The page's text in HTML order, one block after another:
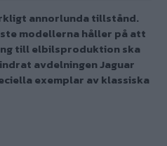
annorlunda tillstånd.
modellerna håller på att
till elbilsproduktion ska
avdelningen Jaguar
exemplar av klassiska